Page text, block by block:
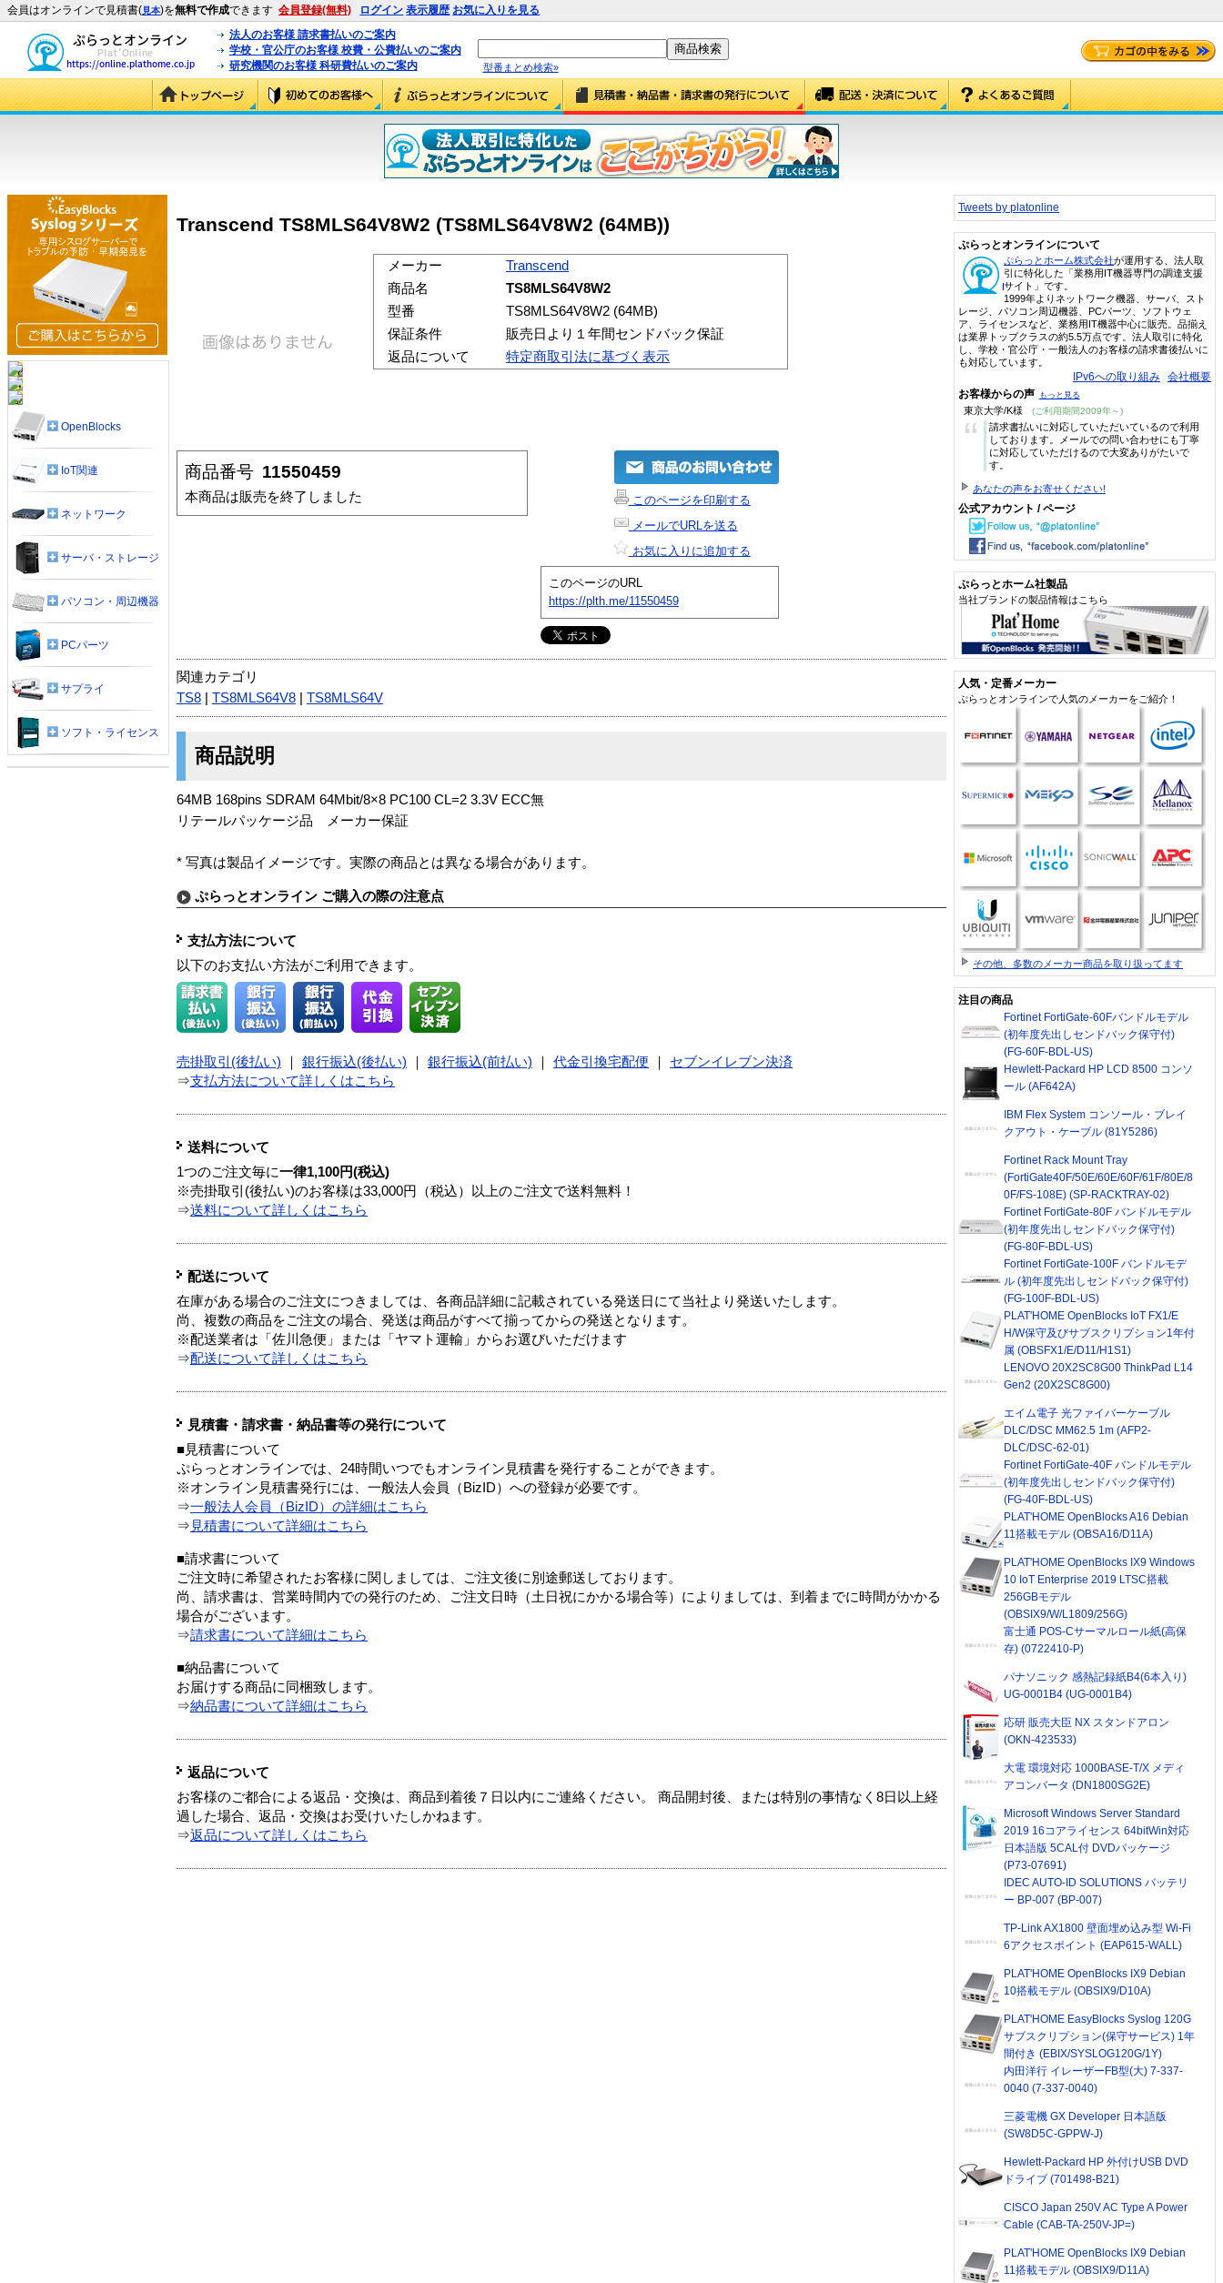
会員はオンラインで見積書(見本)を無料で作成できます 会員登録(無料) ログイン 表示履歴 お気に入りを見る
法人のお客様 請求書払いのご案内
学校・官公庁のお客様 校費・公費払いのご案内
研究機関のお客様 科研費払いのご案内
型番まとめ検索»
Transcend TS8MLS64V8W2 (TS8MLS64V8W2 (64MB))
メーカー
Transcend
商品名
TS8MLS64V8W2
型番
TS8MLS64V8W2 (64MB)
保証条件
販売日より１年間センドバック保証
返品について
特定商取引法に基づく表示
商品番号 11550459
本商品は販売を終了しました
このページを印刷する
メールでURLを送る
お気に入りに追加する
このページのURL
https://plth.me/11550459
関連カテゴリ
TS8
TS8MLS64V8 TS8MLS64V
商品説明
64MB 168pins SDRAM 64Mbit/8×8 PC100 CL=2 3.3V ECC無
リテールパッケージ品 メーカー保証
* 写真は製品イメージです。実際の商品とは異なる場合があります。
ぷらっとオンライン ご購入の際の注意点
支払方法について
以下のお支払い方法がご利用できます。
売掛取引(後払い) 銀行振込(後払い) 銀行振込(前払い) 代金引換宅配便
セブンイレブン決済
⇒支払方法について詳しくはこちら
送料について
1つのご注文毎に一律1,100円(税込)
※売掛取引(後払い)のお客様は33,000円（税込）以上のご注文で送料無料！
⇒送料について詳しくはこちら
配送について
在庫がある場合のご注文につきましては、各商品詳細に記載されている発送日にて当社より発送いたします。
尚、複数の商品をご注文の場合、発送は商品がすべて揃ってからの発送となります。
※配送業者は「佐川急便」または「ヤマト運輸」からお選びいただけます
⇒配送について詳しくはこちら
見積書・請求書・納品書等の発行について
■見積書について
ぷらっとオンラインでは、24時間いつでもオンライン見積書を発行することができます。
※オンライン見積書発行には、一般法人会員（BizID）への登録が必要です。
⇒一般法人会員（BizID）の詳細はこちら
⇒ 見積書について詳細はこちら
■請求書について
ご注文時に希望されたお客様に関しましては、ご注文後に別途郵送しております。
尚、請求書は、営業時間内での発行のため、ご注文日時（土日祝にかかる場合等）によりましては、到着までに時間がかかる
場合がございます。
⇒請求書について詳細はこちら
■納品書について
お届けする商品に同梱致します。
⇒納品書について詳細はこちら
返品について
お客様のご都合による返品・交換は、商品到着後７日以内にご連絡ください。 商品開封後、または特別の事情なく8日以上経
過した場合、返品・交換はお受けいたしかねます。
⇒返品について詳しくはこちら
OpenBlocks
IoT関連
ネットワーク
サーバ・ストレージ
パソコン・周辺機器
PCパーツ
サプライ
ソフト・ライセンス
Tweets by platonline
ぷらっとオンラインについて
ぷらっとホーム株式会社が運用する、法人取
引に特化した「業務用IT機器専門の調達支援
サイト」です。
1999年よりネットワーク機器、サーバ、スト
レージ、パソコン周辺機器、PCパーツ、ソフトウェ
ア、ライセンスなど、業務用IT機器中心に販売。品揃え
は業界トップクラスの約5.5万点です。法人取引に特化
し、学校・官公庁・一般法人のお客様の請求書後払いに
も対応しています。
IPv6への取り組み 会社概要
お客様からの声 もっと見る
東京大学/K様 (ご利用期間2009年～)
“
請求書払いに対応していただいているので利用
しております。メールでの問い合わせにも丁寧
に対応していただけるので大変ありがたいで
す。
あなたの声をお寄せください!
公式アカウント / ページ
ぷらっとホーム社製品
当社ブランドの製品情報はこちら
人気・定番メーカー
ぷらっとオンラインで人気のメーカーをご紹介！
その他、多数のメーカー商品を取り扱ってます
注目の商品
Fortinet FortiGate-60Fバンドルモデル
(初年度先出しセンドバック保守付)
(FG-60F-BDL-US)
Hewlett-Packard HP LCD 8500 コンソ
ール (AF642A)
IBM Flex System コンソール・ブレイ
クアウト・ケーブル (81Y5286)
Fortinet Rack Mount Tray
(FortiGate40F/50E/60E/60F/61F/80E/8
0F/FS-108E) (SP-RACKTRAY-02)
Fortinet FortiGate-80F バンドルモデル
(初年度先出しセンドバック保守付)
(FG-80F-BDL-US)
Fortinet FortiGate-100F バンドルモデ
ル (初年度先出しセンドバック保守付)
(FG-100F-BDL-US)
PLAT'HOME OpenBlocks IoT FX1/E
H/W保守及びサブスクリプション1年付
属 (OBSFX1/E/D11/H1S1)
LENOVO 20X2SC8G00 ThinkPad L14
Gen2 (20X2SC8G00)
エイム電子 光ファイバーケーブル
DLC/DSC MM62.5 1m (AFP2-
DLC/DSC-62-01)
Fortinet FortiGate-40F バンドルモデル
(初年度先出しセンドバック保守付)
(FG-40F-BDL-US)
PLAT'HOME OpenBlocks A16 Debian
11搭載モデル (OBSA16/D11A)
PLAT'HOME OpenBlocks IX9 Windows
10 IoT Enterprise 2019 LTSC搭載
256GBモデル
(OBSIX9/W/L1809/256G)
富士通 POS-Cサーマルロール紙(高保
存) (0722410-P)
パナソニック 感熱記録紙B4(6本入り)
UG-0001B4 (UG-0001B4)
応研 販売大臣 NX スタンドアロン
(OKN-423533)
大電 環境対応 1000BASE-T/X メディ
アコンバータ (DN1800SG2E)
Microsoft Windows Server Standard
2019 16コアライセンス 64bitWin対応
日本語版 5CAL付 DVDパッケージ
(P73-07691)
IDEC AUTO-ID SOLUTIONS バッテリ
ー BP-007 (BP-007)
TP-Link AX1800 壁面埋め込み型 Wi-Fi
6アクセスポイント (EAP615-WALL)
PLAT'HOME OpenBlocks IX9 Debian
10搭載モデル (OBSIX9/D10A)
PLAT'HOME EasyBlocks Syslog 120G
サブスクリプション(保守サービス) 1年
間付き (EBIX/SYSLOG120G/1Y)
内田洋行 イレーザーFB型(大) 7-337-
0040 (7-337-0040)
三菱電機 GX Developer 日本語版
(SW8D5C-GPPW-J)
Hewlett-Packard HP 外付けUSB DVD
ドライブ (701498-B21)
CISCO Japan 250V AC Type A Power
Cable (CAB-TA-250V-JP=)
PLAT'HOME OpenBlocks IX9 Debian
11搭載モデル (OBSIX9/D11A)